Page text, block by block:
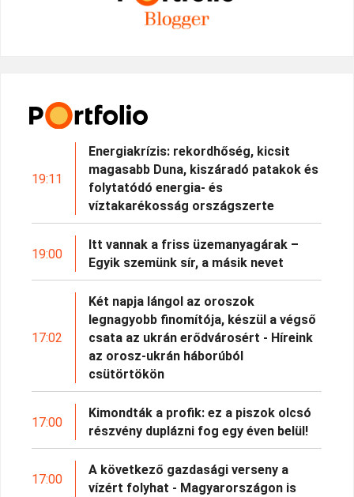
19:11
Energiakrízis: rekordhőség, kicsit
magasabb Duna, kiszáradó patakok és
folytatódó energia- és
víztakarékosság országszerte
19:00
Itt vannak a friss üzemanyagárak –
Egyik szemünk sír, a másik nevet
17:02
Két napja lángol az oroszok
legnagyobb finomítója, készül a végső
csata az ukrán erődvárosért - Híreink
az orosz-ukrán háborúból
csütörtökön
17:00
Kimondták a profik: ez a piszok olcsó
részvény duplázni fog egy éven belül!
17:00
A következő gazdasági verseny a
vízért folyhat - Magyarországon is